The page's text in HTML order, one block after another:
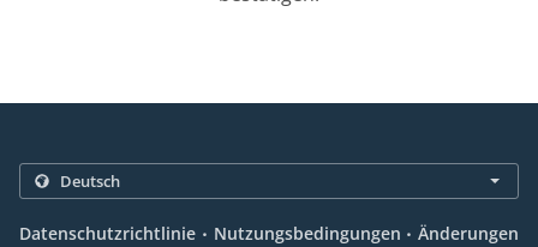
Datenschutzrichtlinie . Nutzungsbedingungen . Änderungen